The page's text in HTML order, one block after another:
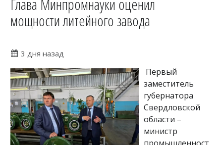
Глава Минпромнауки оценил
мощности литейного завода
3 дня назад
Первый
заместитель
губернатора
Свердловской
области –
министр